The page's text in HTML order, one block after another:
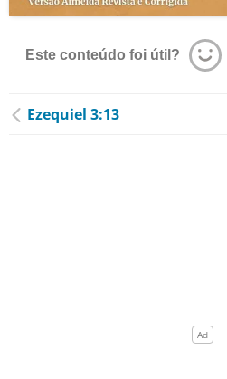
Este conteúdo foi útil?
Ezequiel 3:13